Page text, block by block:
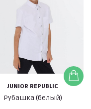
JUNIOR REPUBLIC
Рубашка (белый)